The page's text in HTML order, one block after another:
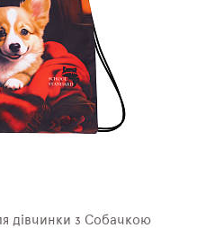
дівчинки з Собачкою